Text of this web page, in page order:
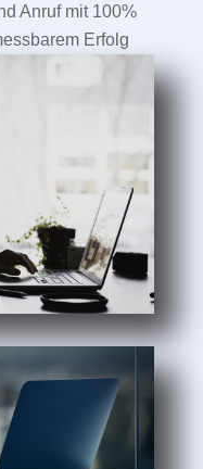
Anruf mit 100%
Erfolg